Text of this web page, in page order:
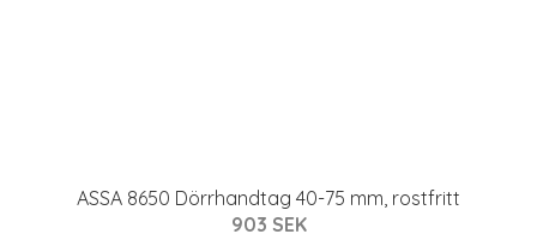
ASSA 8650 Dörrhandtag 40-75 mm, rostfritt
903 SEK